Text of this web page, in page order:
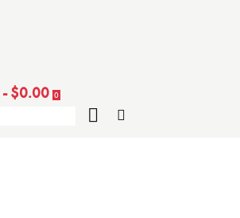
-$0.00 0